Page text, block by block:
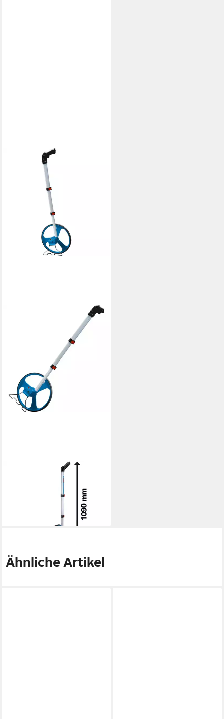
BOSCH PROFESSIONAL
Entfernungsmesser Messrad
GWM 32 Professional
lieferbar - in 3-4 Werktagen bei dir
Ähnliche Artikel